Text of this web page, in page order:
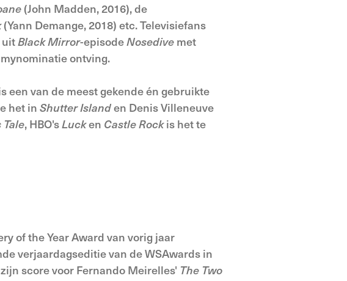
(John Madden, 2016), de
(Yann Demange, 2018) etc. Televisiefans
uitBlack Mirror-episodeNosedive met
ontving.
een van de meest gekende én gebruikte
het in Shutter Islanden Denis Villeneuve
Tale, HBO'sLucken Castle Rockis het te
of the Year Award van vorig jaar
verjaardagseditie van de WSAwards in
score voor Fernando Meirelles' The Two